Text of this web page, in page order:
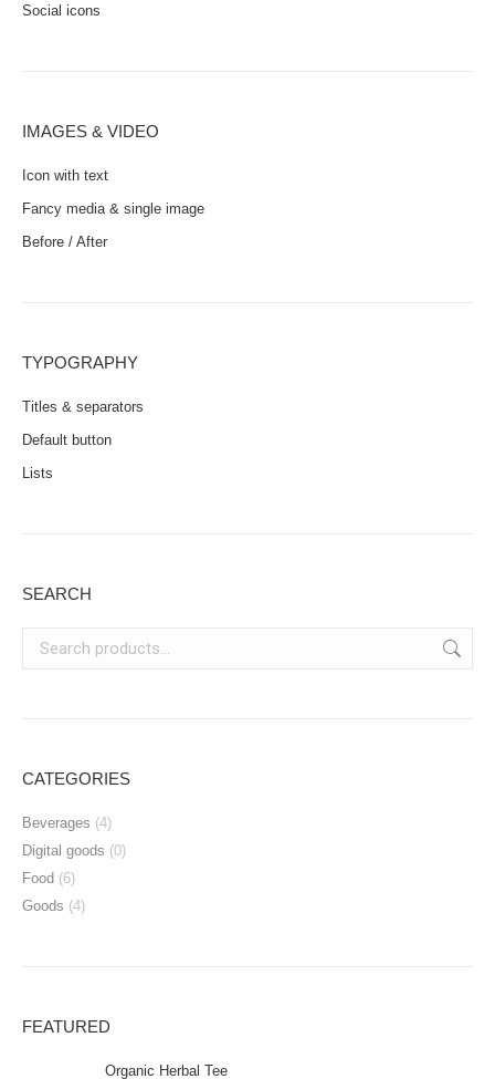
Social icons
IMAGES & VIDEO
Icon with text
Fancy media & single image
Before / After
TYPOGRAPHY
Titles & separators
Default button
Lists
SEARCH
CATEGORIES
Beverages (4)
Digital goods (0)
Food (6)
Goods (4)
FEATURED
Organic Herbal Tee